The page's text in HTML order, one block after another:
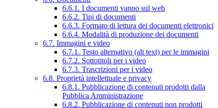
6.6.1. I documenti vanno sul web
6.6.2. Tipi di documenti
6.6.3. Formato di lettura dei documenti elettronici
6.6.4. Modalità di produzione dei documenti
6.7. Immagini e video
6.7.1. Testo alternativo (alt text) per le immagini
6.7.2. Sottotitoli per i video
6.7.3. Trascrizioni per i video
6.8. Proprietà intellettuale e privacy
6.8.1. Pubblicazione di contenuti prodotti dalla
Pubblica Amministrazione
6.8.2. Pubblicazione di contenuti non prodotti